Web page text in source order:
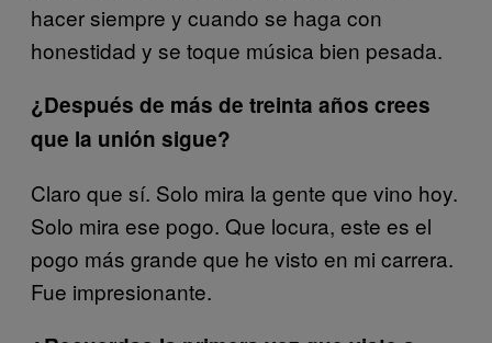
hacer siempre y cuando se haga con
honestidad y se toque música bien pesada.
¿Después de más de treinta años crees
que la unión sigue?
Claro que sí. Solo mira la gente que vino hoy.
Solo mira ese pogo. Que locura, este es el
pogo más grande que he visto en mi carrera.
Fue impresionante.